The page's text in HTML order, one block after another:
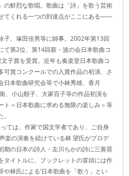
の鮮烈な歌唱。歌曲は「詩」を歌う芸術
てくれる一つの到達点がここにある――
子、塚田佳男等に師事。2002年第13回
て第2位、第14回新・波の会日本歌曲コ
子賞を受賞。近年も奏楽堂日本歌曲コ
可賞コンクールでの入賞作品の初演、さ
日本歌曲研究会等で小林秀雄、香月
、小山順子、大家百子等の作品初演を
ト＜日本歌曲に求める無限の楽しみ＞等
ては、作家で国文学者であり、ご自身
楽の演奏を続けている林 望氏がプロデ
期の日本の詩人・左川ちかの詩に三善晃
タイトルに、ブックレットの冒頭には作
や林氏による‘日本歌曲を「歌う」とい